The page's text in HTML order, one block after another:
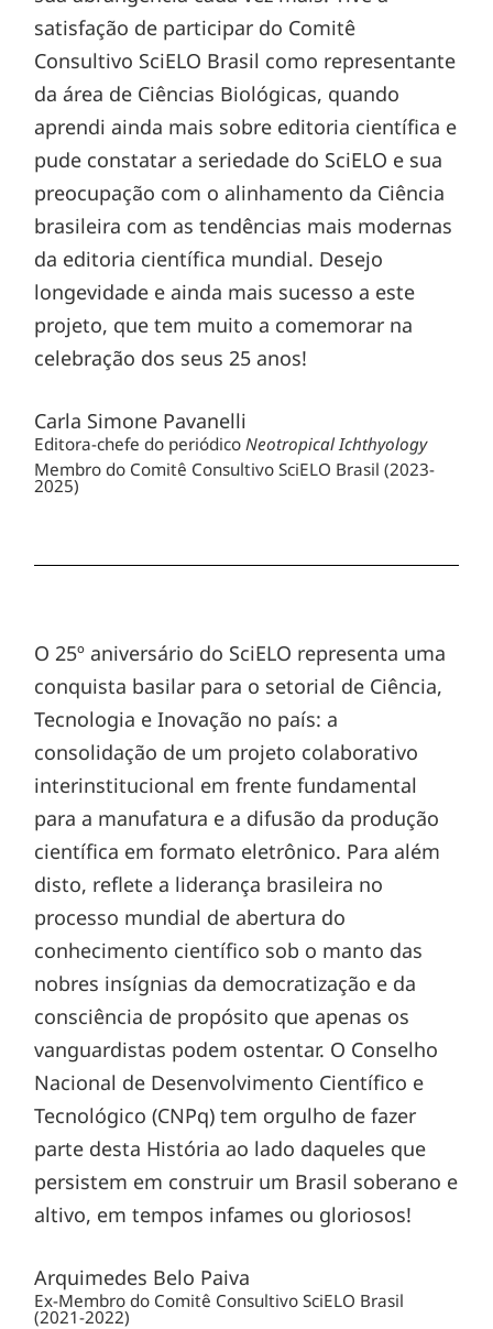
satisfação de participar do Comitê
Consultivo SciELO Brasil como representante
da área de Ciências Biológicas, quando
aprendi ainda mais sobre editoria científica e
pude constatar a seriedade do SciELO e sua
preocupação com o alinhamento da Ciência
brasileira com as tendências mais modernas
da editoria científica mundial. Desejo
longevidade e ainda mais sucesso a este
projeto, que tem muito a comemorar na
celebração dos seus 25 anos!
Carla Simone Pavanelli
Editora-chefe do periódicoNeotropical Ichthyology
Membro do Comitê Consultivo SciELO Brasil (2023-
2025)
O 25º aniversário do SciELO representa uma
conquista basilar para o setorial de Ciência,
Tecnologia e Inovação no país: a
consolidação de um projeto colaborativo
interinstitucional em frente fundamental
para a manufatura e a difusão da produção
científica em formato eletrônico. Para além
disto, reflete a liderança brasileira no
processo mundial de abertura do
conhecimento científico sob o manto das
nobres insígnias da democratização e da
consciência de propósito que apenas os
vanguardistas podem ostentar. O Conselho
Nacional de Desenvolvimento Científico e
Tecnológico (CNPq) tem orgulho de fazer
parte desta História ao lado daqueles que
persistem em construir um Brasil soberano e
altivo, em tempos infames ou gloriosos!
Arquimedes Belo Paiva
Ex-Membro do Comitê Consultivo SciELO Brasil
(2021-2022)